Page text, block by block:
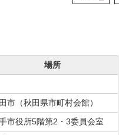
場所
市（秋田県市町村会館）
市役所5階第2・3委員会室